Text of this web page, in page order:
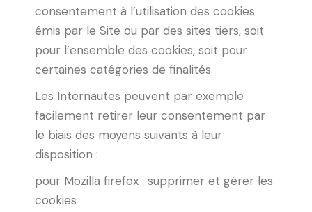
consentement à l’utilisation des cookies
émis par le Site ou par des sites tiers, soit
pour l’ensemble des cookies, soit pour
certaines catégories de finalités.
Les Internautes peuvent par exemple
facilement retirer leur consentement par
le biais des moyens suivants à leur
disposition :
pour Mozilla firefox : supprimer et gérer les
cookies